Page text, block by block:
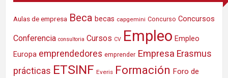
Aulas de empresa Beca becas capgemini Concurso Concursos
Conferencia consultoria Cursos CV Empleo Empleo
Europa emprendedores emprender Empresa Erasmus
prácticas ETSINF Everis Formación Foro de